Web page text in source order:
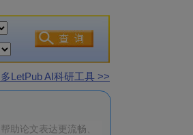
LetPub AI科研工具 >>